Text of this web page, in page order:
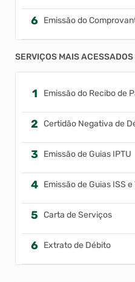
Emissão do
SERVIÇOS MAIS ACESSADOS
Emissão do Recibo de
Certidão Negativa de
Emissão de Guias IPTU
Emissão de Guias ISS e
Carta de Serviços
Extrato de Débito